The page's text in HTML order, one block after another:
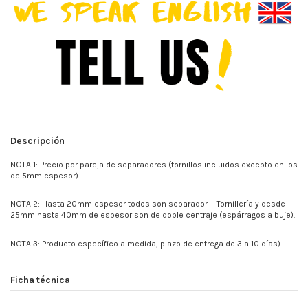
Descripción
NOTA 1: Precio por pareja de separadores (tornillos incluidos excepto en los
de 5mm espesor).
NOTA 2: Hasta 20mm espesor todos son separador + Tornillería y desde
25mm hasta 40mm de espesor son de doble centraje (espárragos a buje).
NOTA 3: Producto específico a medida, plazo de entrega de 3 a 10 días)
Ficha técnica